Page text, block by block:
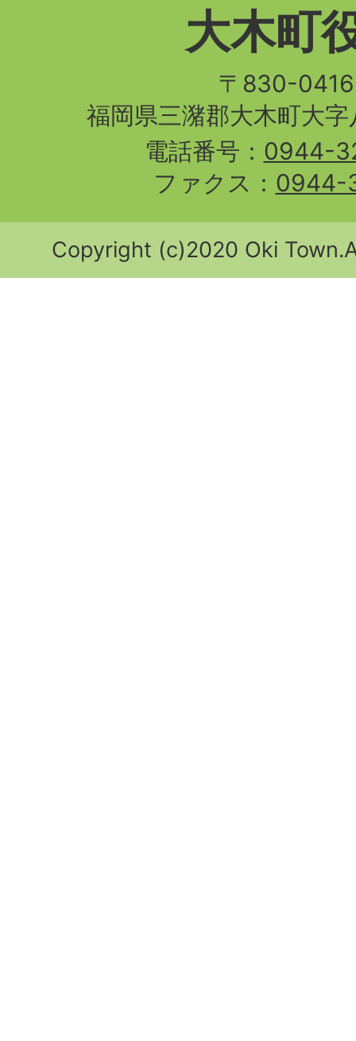
大木町
〒830-
福岡県三潴郡大木町大
電話番号： 0944-
ファクス： 0944-
Copyright (c)2020 Oki